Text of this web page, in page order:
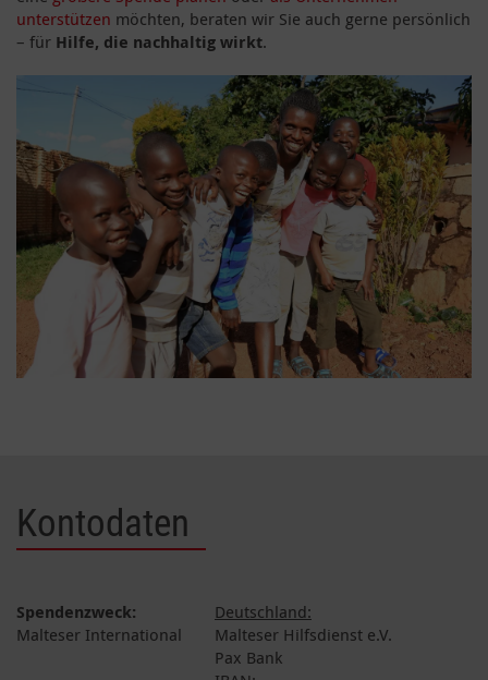
unterstützen möchten, beraten wir Sie auch gerne persönlich
– für Hilfe, die nachhaltig wirkt.
Kontodaten
Spendenzweck:
Malteser International
Deutschland:
Malteser Hilfsdienst e.V.
Pax Bank